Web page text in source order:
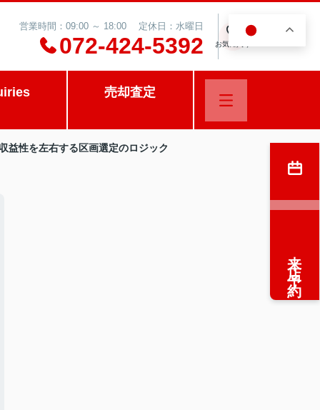
営業時間：09:00 ～ 18:00 定休日：水曜日
072-424-5392 お気に入り
売却査定
益性を左右する区画選定のロジック
来店予約